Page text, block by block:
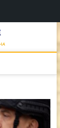
НАРОДЖУЄТЬСЯ